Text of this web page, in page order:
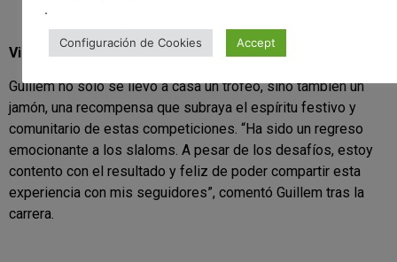
Victoria y Recompensa
Guillem no solo se llevó a casa un trofeo, sino también un
jamón, una recompensa que subraya el espíritu festivo y
comunitario de estas competiciones. “Ha sido un regreso
emocionante a los slaloms. A pesar de los desafíos, estoy
contento con el resultado y feliz de poder compartir esta
experiencia con mis seguidores”, comentó Guillem tras la
carrera.
.
Configuración de Cookies Accept